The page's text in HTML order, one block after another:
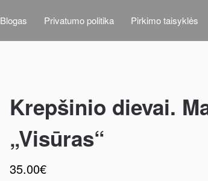
Blogas Privatumo politika Pirkimo taisyklės
Krepšinio dievai.
„Visūras“
35.00€